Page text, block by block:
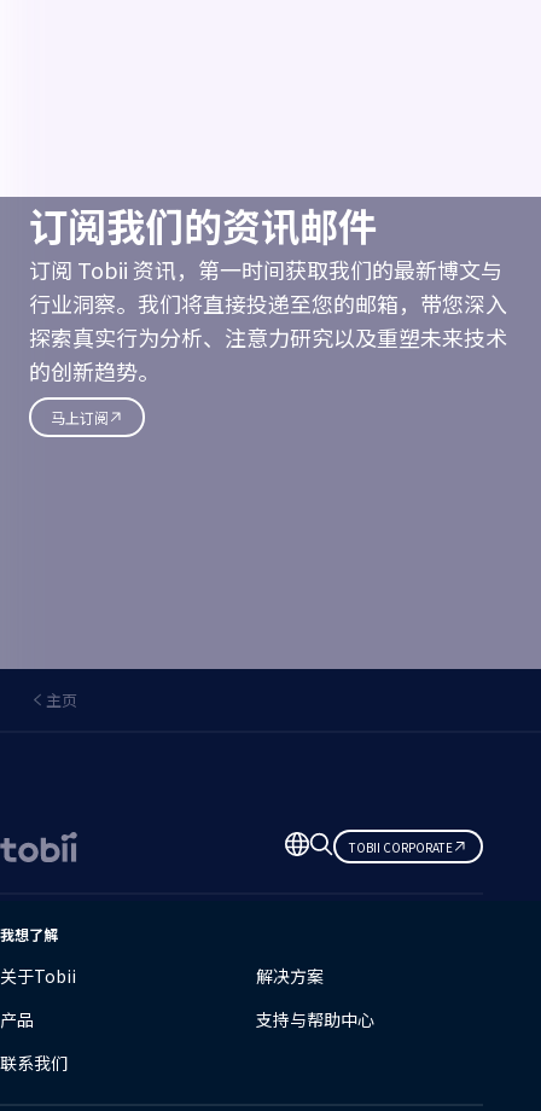
订阅我们的资讯邮件
订阅 Tobii 资讯，第一时间获取我们的最新博文与
行业洞察。我们将直接投递至您的邮箱，带您深入
探索真实行为分析、注意力研究以及重塑未来技术
的创新趋势。
马上订阅
主页
更
改
TOBII CORPORATE
我想了解
关于Tobii
解决方案
产品
支持与帮助中心
联系我们